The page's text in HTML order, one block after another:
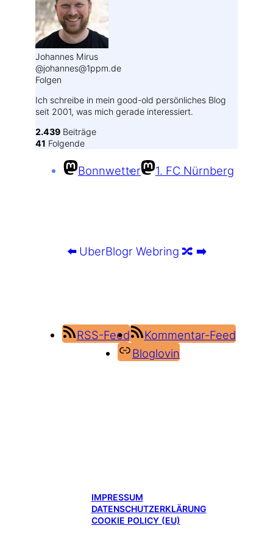
Johannes Mirus
@johannes@1ppm.de
Folgen
Ich schreibe in mein good-old persönliches Blog
seit 2001, was mich gerade interessiert.
2.439 Beiträge
41 Folgende
Bonnwetter 1. FC Nürnberg
⬅️ UberBlogr Webring 🔀 ➡️
RSS-Feed
Kommentar-Feed
Bloglovin
IMPRESSUM
DATENSCHUTZERKLÄRUNG
COOKIE POLICY (EU)